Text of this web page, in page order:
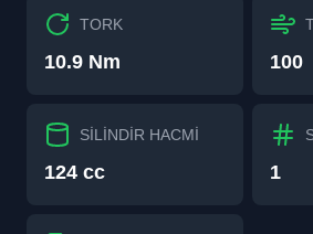
TORK
10.9 Nm 100
SİLİNDİR HACMİ
124 cc 1